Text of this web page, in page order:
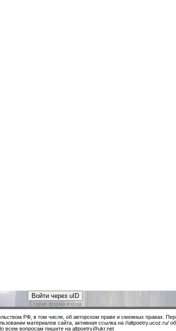
Войти через uID
Старая форма входа
РФ, в том числе, об авторском праве и смежных правах.
материалов сайта, активная ссылка на //altpoetry.ucoz.ru/
всем вопросам пишите на altpoetry@ukr.net